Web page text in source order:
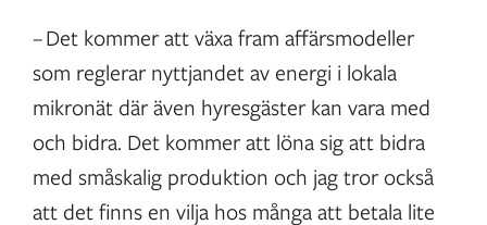
– Det kommer att växa fram affärsmodeller
som reglerar nyttjandet av energi i lokala
mikronät där även hyresgäster kan vara med
och bidra. Det kommer att löna sig att bidra
med småskalig produktion och jag tror också
att det finns en vilja hos många att betala lite